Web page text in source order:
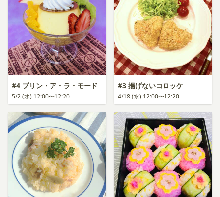
#4 プリン・ア・ラ・モード
5/2 (水) 12:00〜12:20
#3 揚げないコロッケ
4/18 (水) 12:00〜12:20